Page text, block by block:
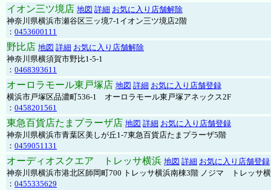
イオン三ツ境店 地図 詳細 お気に入り店舗解除
神奈川県横浜市瀬谷区三ッ境7-1イオン三ツ境店2階
： 0453600111
野比店 地図 詳細 お気に入り店舗解除
神奈川県横須賀市野比1-5-1
： 0468393611
オーロラモール東戸塚店 地図 詳細 お気に入り店舗登録
横浜市戸塚区品濃町536-1 オーロラモール東戸塚アネックス2F
： 0458201561
東急百貨店たまプラーザ店 地図 詳細 お気に入り店舗登録
神奈川県横浜市青葉区美しが丘1-7東急百貨店たまプラーザ5階
： 0459051131
オーディオスクエア トレッサ横浜 地図 詳細 お気に入り店舗登録
神奈川県横浜市港北区師岡町700 トレッサ横浜南棟3階 ノジマ トレッサ
： 0455335629